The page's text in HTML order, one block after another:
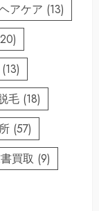
アケア (13)
(13)
毛 (18)
(57)
買取 (9)